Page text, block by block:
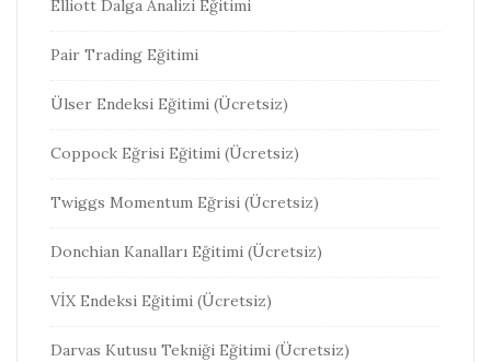
Elliott Dalga Analizi Eğitimi
Pair Trading Eğitimi
Ülser Endeksi Eğitimi (Ücretsiz)
Coppock Eğrisi Eğitimi (Ücretsiz)
Twiggs Momentum Eğrisi (Ücretsiz)
Donchian Kanalları Eğitimi (Ücretsiz)
VİX Endeksi Eğitimi (Ücretsiz)
Darvas Kutusu Tekniği Eğitimi (Ücretsiz)